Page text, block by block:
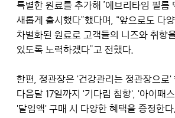
특별한 원료를 추가해 ’에브리타임 필름
새롭게 출시했다”했다며, “앞으로도 다
차별화된 원료로 고객들의 니즈와 취향
있도록 노력하겠다”고 전했다.
한편, 정관장은 '건강관리는 정관장으로'
다음달 17일까지 '기다림 침향', '아이패
'달임액' 구매 시 다양한 혜택을 증정한